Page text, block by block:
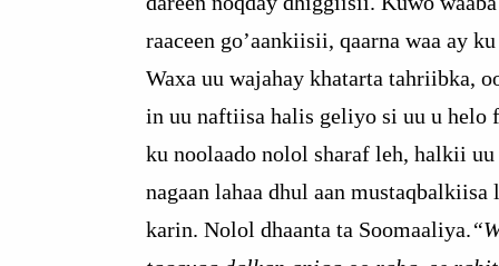
raaceen go’aankiisii, qaarna waa ay
Waxa uu wajahay khatarta tahriibka,
in uu naftiisa halis geliyo si uu u helo
ku noolaado nolol sharaf leh, halkii
nagaan lahaa dhul aan mustaqbalkiisa
karin. Nolol dhaanta ta Soomaaliya.